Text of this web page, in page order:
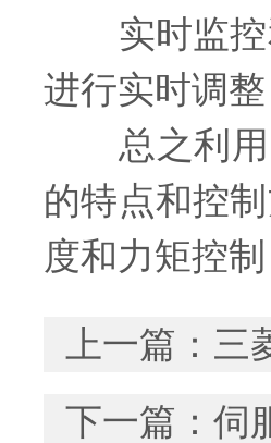
实时监控
进行实时调
总之利用
的特点和控
度和力矩控
上一篇： 三
下一篇： 伺